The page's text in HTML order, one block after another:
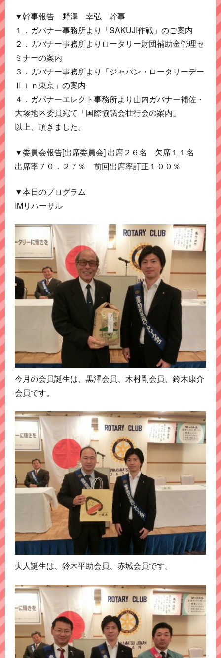
▼幹事報告 野澤 幸弘 幹事
１．ガバナー事務所より「SAKUJI作戦」のご案内
２．ガバナー事務所よりロータリー財団補助金管理セ
ミナーの案内
３．ガバナー事務所より「ジャパン・ロータリーデー
Ⅱｉｎ東京」の案内
４．ガバナーエレクト事務所より山内ガバナー補佐・
大塚地区委員宛て「国際協議会壮行会の案内」
以上、頂きました。
▼委員会報告[出席委員会] 出席２６名 欠席１１名
出席率７０．２７％ 前回出席率訂正１００％
▼本日のプログラム
IMリハーサル
今月の会員誕生は、黒澤会員、木村剛会員、鈴木康介
会員です。
夫人誕生は、鈴木平助会員、赤城会員です。